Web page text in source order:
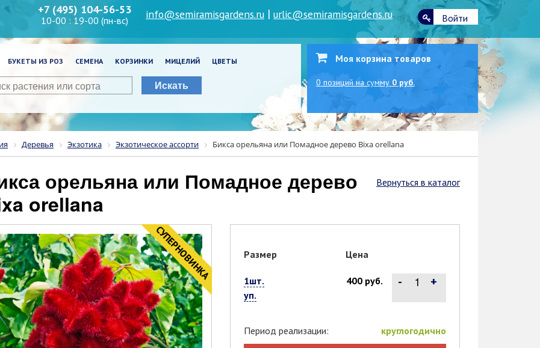
+7 (495) 104-56-53
10-00 : 19-00 (пн-вс) info@semiramisgardens.ru |urlic@semiramisgardens.ru Войти
БУКЕТЫ ИЗ РОЗ СЕМЕНА КОРЗИНКИ МИЦЕЛИЙ ЦВЕТЫ
Искать
Моя корзина товаров
0 позиций на сумму 0 руб.
Деревья Экзотика Экзотическое ассорти Бикса орельяна или Помадное дерево Bixa orellana
Вернуться в каталог
orellana
CУПЕРНОВИНКА Размер Цена
1шт.
уп.
400 руб. - +
Период реализации: круглогодично